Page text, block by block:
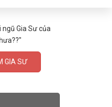
Gia Sư của
GIA SƯ